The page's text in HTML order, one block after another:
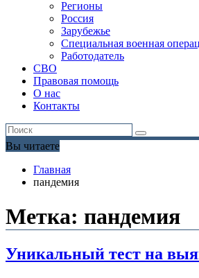
Регионы
Россия
Зарубежье
Специальная военная
Работодатель
СВО
Правовая помощь
О нас
Контакты
Вы читаете
Главная
пандемия
Метка: пандемия
Уникальный тест на